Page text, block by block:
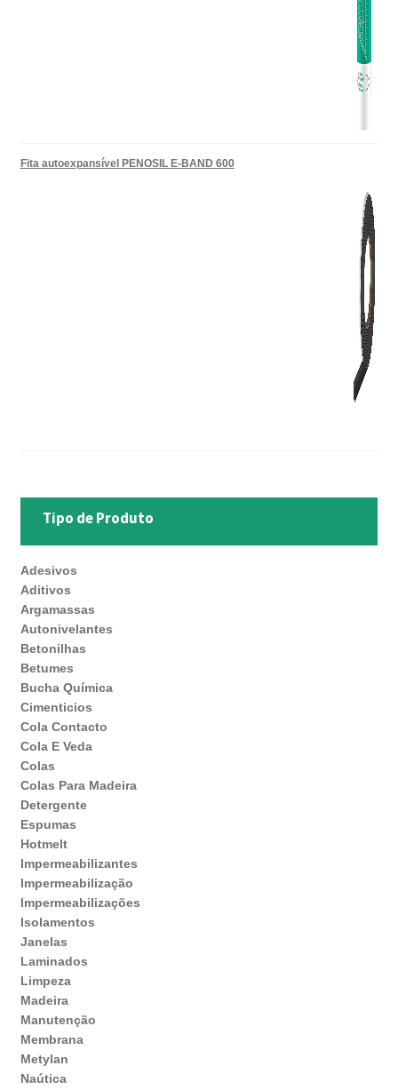
Fita autoexpansível PENOSIL E-BAND 600
Tipo de Produto
Adesivos
Aditivos
Argamassas
Autonivelantes
Betonilhas
Betumes
Bucha Química
Cimenticios
Cola Contacto
Cola E Veda
Colas
Colas Para Madeira
Detergente
Espumas
Hotmelt
Impermeabilizantes
Impermeabilização
Impermeabilizações
Isolamentos
Janelas
Laminados
Limpeza
Madeira
Manutenção
Membrana
Metylan
Naútica